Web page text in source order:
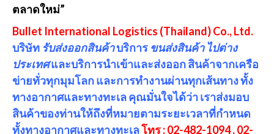
ตลาดใหม่”
Bullet International Logistics (Thailand) Co., Ltd.
บริษัท รับส่งออกสินค้าบริการ ขนส่งสินค้า ไปต่าง
ประเทศและบริการนำเข้าและส่งออก สินค้าจากเครือ
ข่ายทั่วทุกมุมโลก และการทำงานผ่านทุกเส้นทาง ทั้ง
ทางอากาศและทางทะเล คุณมั่นใจได้ว่า เราส่งมอบ
สินค้าของท่านให้ถึงที่หมายตามระยะเวลาที่กำหนด
ทั้งทางอากาศและทางทะเลโทร : 02-482-1094 , 02-